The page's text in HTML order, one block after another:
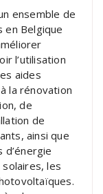
ensemble de
en Belgique
l’utilisation
aides
la rénovation
de
de
ainsi que
les